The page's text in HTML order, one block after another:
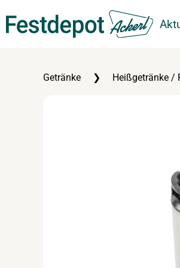
Zum Hauptinhalt springen
Getränke Heißgetränke /